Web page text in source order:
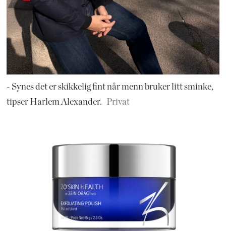
- Synes det er skikkelig fint når menn bruker litt sminke,
tipser Harlem Alexander.
Privat